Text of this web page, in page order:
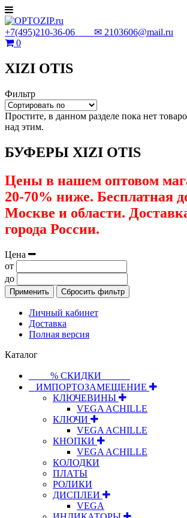
+7(495)210-36-06 ✉ 2103606@mail.ru
0
XIZI OTIS
Фильтр
Простите, в данном разделе пока нет
над этим.
БУФЕРЫ XIZI OTIS
Цены в нашем оптовом
20-70% ниже. Бесплатная
Москве и области.
города России.
Цена
от
до
Применить Сбросить фильтр
Личный кабинет
Доставка
Полная версия
Каталог
⠀⠀⠀% СКИДКИ⠀⠀⠀⠀
⠀ИМПОРТОЗАМЕЩЕНИЕ
КЛЮЧЕВИНЫ
VEGA ACHILLE
КЛЮЧИ
VEGA ACHILLE
КНОПКИ
VEGA ACHILLE
КОЛОДКИ
ПЛАТЫ
РОЛИКИ
ДИСПЛЕИ
VEGA